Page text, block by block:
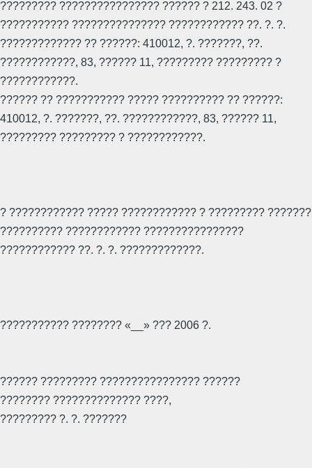
????????? ???????????????? ?????? ? 212. 243. 02 ?
??????????? ??????????????? ???????????? ??. ?. ?.
????????????? ?? ??????: 410012, ?. ???????, ??.
????????????, 83, ?????? 11, ????????? ????????? ?
????????????.
?????? ?? ??????????? ????? ?????????? ?? ??????:
410012, ?. ???????, ??. ????????????, 83, ?????? 11,
????????? ????????? ? ????????????.
? ???????????? ????? ???????????? ? ????????? ???????
?????????? ???????????? ????????????????
???????????? ??. ?. ?. ?????????????.
??????????? ???????? «__» ??? 2006 ?.
?????? ????????? ???????????????? ??????
???????? ?????????????? ????,
????????? ?. ?. ???????